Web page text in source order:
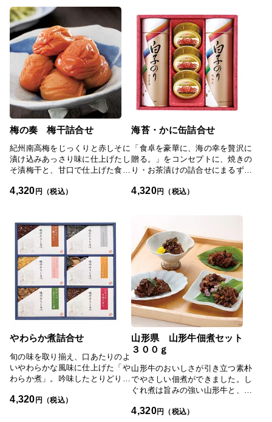
よし。ピクルス液は炭酸水などで
割ればドリンクでも楽しめます。
上も前の南北朝時代、都を逃れた
後醍醐天皇一行をかくまい授かっ
たもの。当時から続く旧家が主宰
する、農業生産グループです。そ
の＜王隠堂＞の名物でもある、手
作り梅干がこちらの商品。「梅干
4種セット」は梅の生産農家とし
て創業した「王隠堂」の原点とも
いえる逸品です。自社農園で栽培
した大粒で肉厚の南高梅を、たっ
ぷりの赤しそと共に沖縄産の自然
塩に漬け込んだ「昔ながらの南高
梅干」や、香り豊かな八重桜を散
りばめたの「南高桜梅干」。お弁
べたい時に便利な「小梅干し」な
特に好評です。ご飯のお供やお弁
当に、お料理の材料や味付けに、
焼酎に入れて香りとともに楽しむ
のもおすすめ。私がおすすめしま
す「むかしながら」の名にふさわ
しく、どれも素朴ではあるもの
の、しっかりとした酸味と塩味を
感じることができます。4種類そ
れぞれで味わいが異なるので、飽
きずに長く楽しめるのもいいです
ね。趣のあるシックな色合いの箱
に、丁寧にパッケージングされた
4種類の梅干が入っています。人
の手を介して丁寧に手作りされた
ものだと伝わるので、大切な方へ
紹介者 JAL客室乗務員 澤田 梓
梅の奏 梅干詰合せ
紀州南高梅をじっくりと赤しそに
漬け込みあっさり味に仕上げたし
そ漬梅干と、甘口で仕上げた食べ
4,320 円（税込）
海苔・かに缶詰合せ
「食卓を豪華に、海の幸を贅沢に
贈る。」をコンセプトに、焼きの
り・お茶漬けの詰合せにまるずわ
4,320円（税込）
やわらか煮詰合せ
旬の味を取り揃え、口あたりのよ
いやわらかな風味に仕上げた「や
わらか煮」。吟味したとりどりの
た。
4,320 円（税込）
山形県 山形牛佃煮セット
３００ｇ
山形牛のおいしさが引き立つ素朴
でやさしい佃煮ができました。し
ぐれ煮は旨みの強い山形牛と、山
に仕上げております。またそぼろ
4,320円（税込）